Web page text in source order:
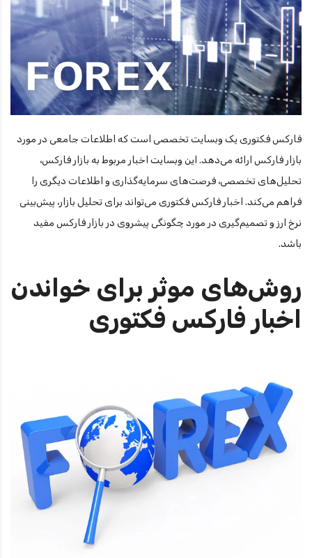
فارکس فکتوری یک وبسایت تخصصی است که اطلاعات جامعی در مورد
بازار فارکس ارائه می‌دهد. این وبسایت اخبار مربوط به بازار فارکس،
تحلیل‌های تخصصی، فرصت‌های سرمایه‌گذاری و اطلاعات دیگری را
فراهم می‌کند. اخبار فارکس فکتوری می‌تواند برای تحلیل بازار، پیش‌بینی
نرخ ارز و تصمیم‌گیری در مورد چگونگی پیشروی در بازار فارکس مفید
باشد.
روش‌های موثر برای خواندن
اخبار فارکس فکتوری